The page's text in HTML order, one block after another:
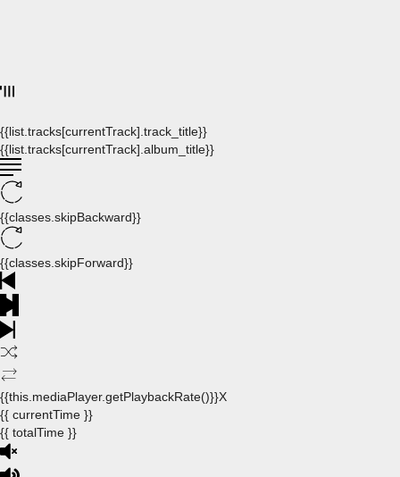
{{list.tracks[currentTrack].track_title}}
{{list.tracks[currentTrack].album_title}}
{{classes.skipBackward}}
{{classes.skipForward}}
{{this.mediaPlayer.getPlaybackRate()}}X
{{ currentTime }}
{{ totalTime }}